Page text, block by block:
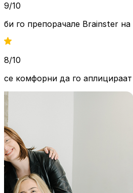
9/10
би го препорачале Brainster на
8/10
се комфорни да го аплицираат